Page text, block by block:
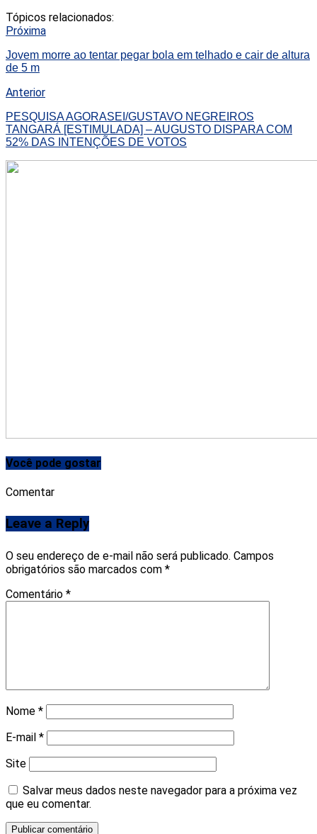
Tópicos relacionados:
Próxima
Jovem morre ao tentar pegar bola em telhado e cair de altura
de 5 m
Anterior
PESQUISA AGORASEI/GUSTAVO NEGREIROS
TANGARÁ [ESTIMULADA] – AUGUSTO DISPARA COM
52% DAS INTENÇÕES DE VOTOS
Você pode gostar
Comentar
Leave a Reply
O seu endereço de e-mail não será publicado. Campos
obrigatórios são marcados com *
Comentário *
Nome *
E-mail *
Site
Salvar meus dados neste navegador para a próxima vez
que eu comentar.